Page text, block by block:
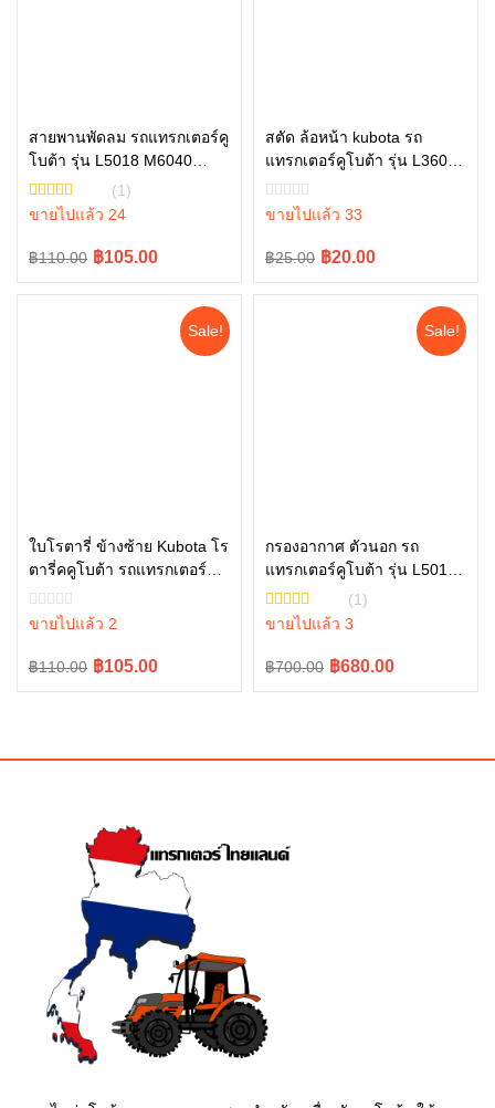
สายพานพัดลม รถแทรกเตอร์คู
โบต้า รุ่น L5018 M6040
M6240 TC803-97010
(1)
ขายไปแล้ว 24
฿110.00
Original ฿105.00
Current
หยิบใส่ตะกร้า
สตัด ล้อหน้า kubota รถ
แทรกเตอร์คูโบต้า รุ่น L3608,
L4018, L4508, L4708,
L5018 tc404-49160
ขายไปแล้ว 33
฿25.00
Original฿20.00
Current
หยิบใส่ตะกร้า
Sale!
ใบโรตารี่ ข้างซ้าย Kubota โร
ตารี่คคูโบต้า รถแทรกเตอร์คู
โบต้า รุ่น L4708 L5018
W9518-54061
ขายไปแล้ว 2
฿110.00
Original ฿105.00
Current
หยิบใส่ตะกร้า
Sale!
กรองอากาศ ตัวนอก รถ
แทรกเตอร์คูโบต้า รุ่น L5018
W9501-51020B
(1)
ขายไปแล้ว 3
฿700.00
Original ฿680.00
Current
หยิบใส่ตะกร้า